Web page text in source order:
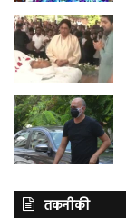
तकनीकी